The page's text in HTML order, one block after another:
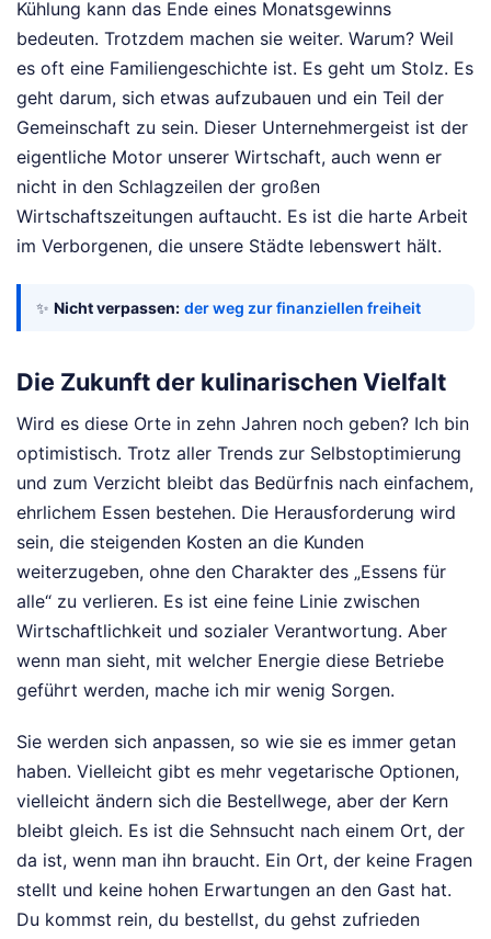
Kühlung kann das Ende eines Monatsgewinns
bedeuten. Trotzdem machen sie weiter. Warum? Weil
es oft eine Familiengeschichte ist. Es geht um Stolz. Es
geht darum, sich etwas aufzubauen und ein Teil der
Gemeinschaft zu sein. Dieser Unternehmergeist ist der
eigentliche Motor unserer Wirtschaft, auch wenn er
nicht in den Schlagzeilen der großen
Wirtschaftszeitungen auftaucht. Es ist die harte Arbeit
im Verborgenen, die unsere Städte lebenswert hält.
✨ Nicht verpassen: der weg zur finanziellen freiheit
Die Zukunft der kulinarischen Vielfalt
Wird es diese Orte in zehn Jahren noch geben? Ich bin
optimistisch. Trotz aller Trends zur Selbstoptimierung
und zum Verzicht bleibt das Bedürfnis nach einfachem,
ehrlichem Essen bestehen. Die Herausforderung wird
sein, die steigenden Kosten an die Kunden
weiterzugeben, ohne den Charakter des „Essens für
alle“ zu verlieren. Es ist eine feine Linie zwischen
Wirtschaftlichkeit und sozialer Verantwortung. Aber
wenn man sieht, mit welcher Energie diese Betriebe
geführt werden, mache ich mir wenig Sorgen.
Sie werden sich anpassen, so wie sie es immer getan
haben. Vielleicht gibt es mehr vegetarische Optionen,
vielleicht ändern sich die Bestellwege, aber der Kern
bleibt gleich. Es ist die Sehnsucht nach einem Ort, der
da ist, wenn man ihn braucht. Ein Ort, der keine Fragen
stellt und keine hohen Erwartungen an den Gast hat.
Du kommst rein, du bestellst, du gehst zufrieden